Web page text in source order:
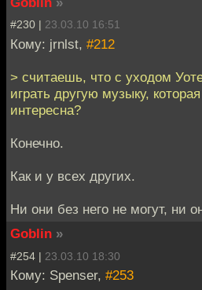
#230 | 23.03.10 16:51
Кому: jrnlst, #212
> считаешь, что с уходом
играть другую музыку,
интересна?
Конечно.
Как и у всех других.
Ни они без него не могут, ни
Goblin »
#254 | 23.03.10 18:30
Кому: Spenser, #253